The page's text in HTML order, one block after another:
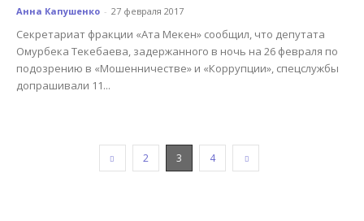
Анна Капушенко - 27 февраля 2017
Секретариат фракции «Ата Мекен» сообщил, что депутата
Омурбека Текебаева, задержанного в ночь на 26 февраля по
подозрению в «Мошенничестве» и «Коррупции», спецслужбы
допрашивали 11...
2 3 4